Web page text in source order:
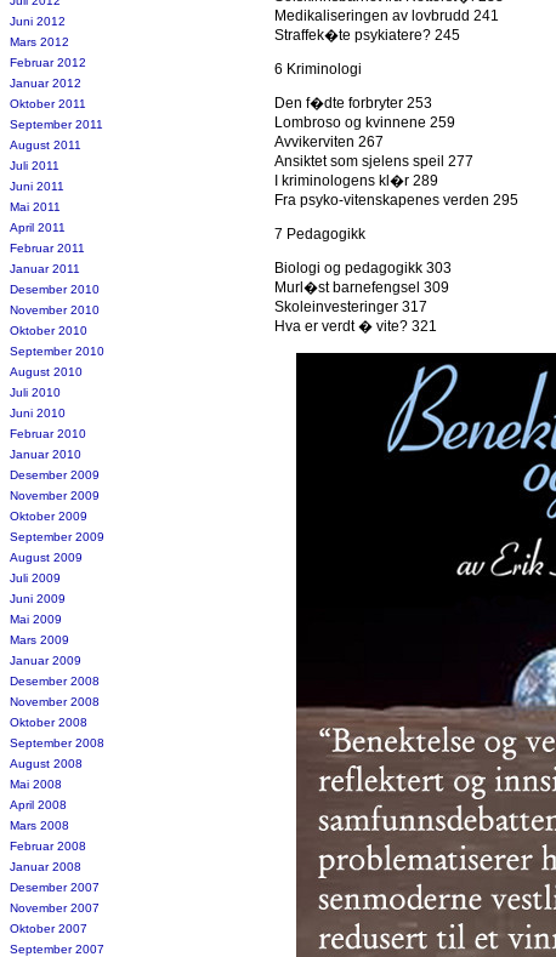
Juni 2012
Mars 2012
Februar 2012
Januar 2012
Oktober 2011
September 2011
August 2011
Juli 2011
Juni 2011
Mai 2011
April 2011
Februar 2011
Januar 2011
Desember 2010
November 2010
Oktober 2010
September 2010
August 2010
Juli 2010
Juni 2010
Februar 2010
Januar 2010
Desember 2009
November 2009
Oktober 2009
September 2009
August 2009
Juli 2009
Juni 2009
Mai 2009
Mars 2009
Januar 2009
Desember 2008
November 2008
Oktober 2008
September 2008
August 2008
Mai 2008
April 2008
Mars 2008
Februar 2008
Januar 2008
Desember 2007
November 2007
Oktober 2007
September 2007
Medikaliseringen av lovbrudd 241
Straffek�te psykiatere? 245
6 Kriminologi
Den f�dte forbryter 253
Lombroso og kvinnene 259
Avvikerviten 267
Ansiktet som sjelens speil 277
I kriminologens kl�r 289
Fra psyko-vitenskapenes verden 295
7 Pedagogikk
Biologi og pedagogikk 303
Murl�st barnefengsel 309
Skoleinvesteringer 317
Hva er verdt � vite? 321